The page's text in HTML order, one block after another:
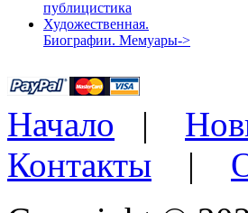
публицистика
Художественная.
Биографии. Мемуары->
Начало |
Контакты |